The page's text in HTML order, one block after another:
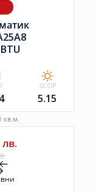
SCOP
5.15
кв.м.
лв.